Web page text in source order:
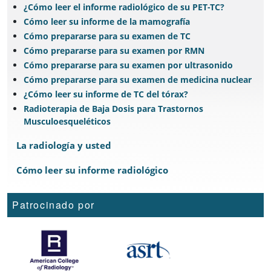
¿Cómo leer el informe radiológico de su PET-TC?
Cómo leer su informe de la mamografía
Cómo prepararse para su examen de TC
Cómo prepararse para su examen por RMN
Cómo prepararse para su examen por ultrasonido
Cómo prepararse para su examen de medicina nuclear
¿Cómo leer su informe de TC del tórax?
Radioterapia de Baja Dosis para Trastornos
Musculoesqueléticos
La radiología y usted
Cómo leer su informe radiológico
Patrocinado por